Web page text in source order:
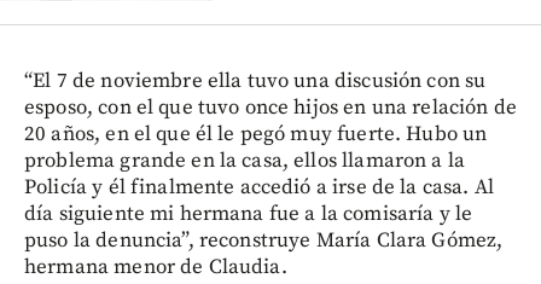
“El 7 de noviembre ella tuvo una discusión con su
esposo, con el que tuvo once hijos en una relación de
20 años, en el que él le pegó muy fuerte. Hubo un
problema grande en la casa, ellos llamaron a la
Policía y él finalmente accedió a irse de la casa. Al
día siguiente mi hermana fue a la comisaría y le
puso la denuncia”, reconstruye María Clara Gómez,
hermana menor de Claudia.